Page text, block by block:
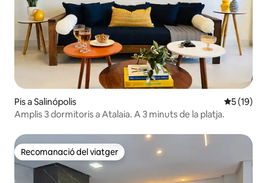
Pis a Salinópolis 5 de
5 (19)
Amplis 3 dormitoris a Atalaia. A 3 minuts de la platja.
Recomanació del viatger
Recomanació del viatger